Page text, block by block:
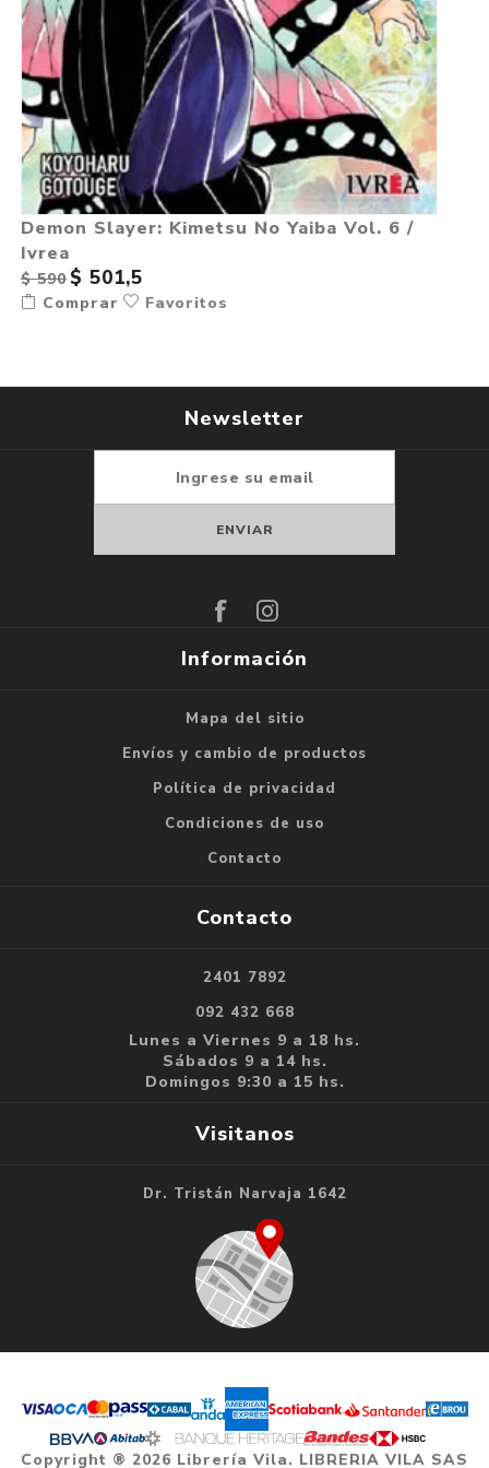
Demon Slayer: Kimetsu No Yaiba Vol. 6 /
Ivrea
$ 590 $ 501,5
Comprar Favoritos
Newsletter
Información
Mapa del sitio
Envíos y cambio de productos
Política de privacidad
Condiciones de uso
Contacto
Contacto
2401 7892
092 432 668
Lunes a Viernes 9 a 18 hs.
Sábados 9 a 14 hs.
Domingos 9:30 a 15 hs.
Visitanos
Dr. Tristán Narvaja 1642
Copyright ® 2026 Librería Vila. LIBRERIA VILA SAS